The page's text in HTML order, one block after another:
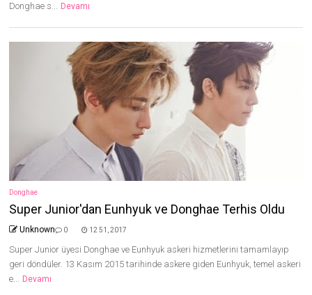
Donghae s... Devamı
Donghae
Super Junior'dan Eunhyuk ve Donghae Terhis Oldu
Unknown 0 12 51, 2017
Super Junior üyesi Donghae ve Eunhyuk askeri hizmetlerini tamamlayıp
geri döndüler. 13 Kasım 2015 tarihinde askere giden Eunhyuk, temel askeri
e... Devamı